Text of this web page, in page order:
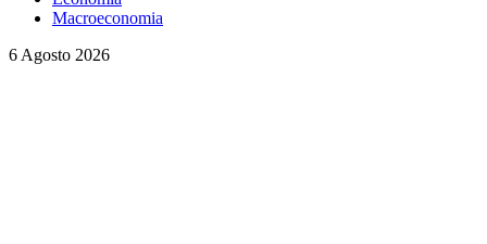
Macroeconomia
6 Agosto 2026